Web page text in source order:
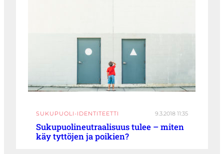
SUKUPUOLI-IDENTITEETTI 9.3.2018 11:35
Sukupuolineutraalisuus tulee – miten
käy tyttöjen ja poikien?